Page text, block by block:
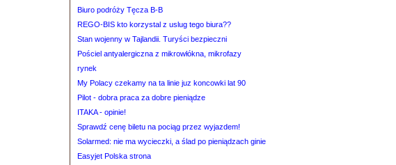
Biuro podróży Tęcza B-B
REGO-BIS kto korzystal z uslug tego biura??
Stan wojenny w Tajlandii. Turyści bezpieczni
Pościel antyalergiczna z mikrowłókna, mikrofazy
rynek
My Polacy czekamy na ta linie juz koncowki lat 90
Pilot - dobra praca za dobre pieniądze
ITAKA - opinie!
Sprawdź cenę biletu na pociąg przez wyjazdem!
Solarmed: nie ma wycieczki, a ślad po pieniądzach ginie
Easyjet Polska strona